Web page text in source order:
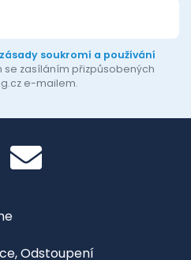
zásady soukromí a používání
se zasíláním přizpůsobených
e-mailem.
Odstoupení